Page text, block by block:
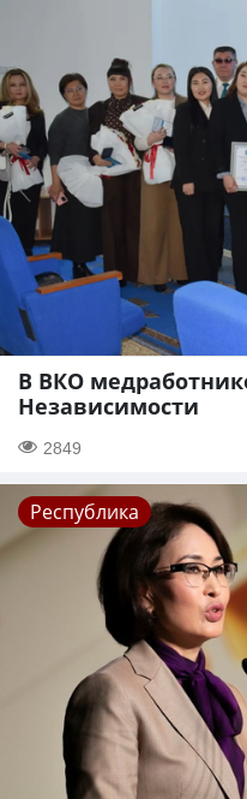
В ВКО
Независимости
2849
Республика